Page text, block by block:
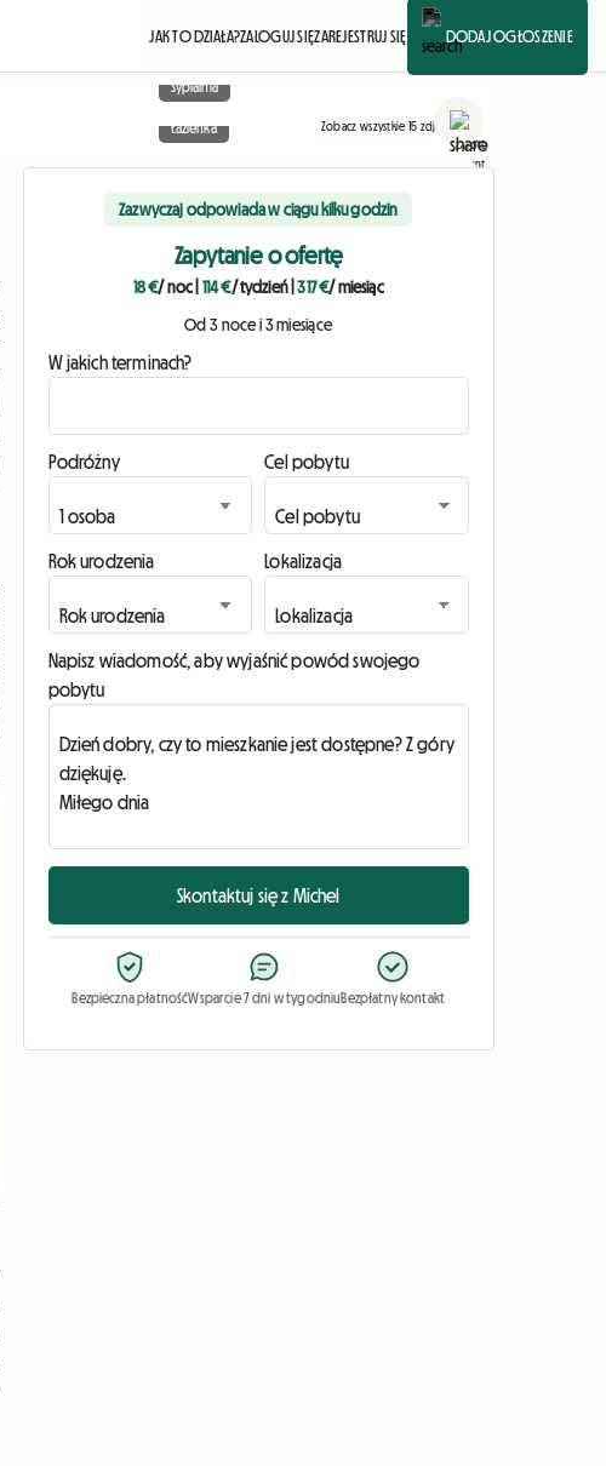
JAK TO DZIAŁA?ZALOGUJ SIĘZAREJESTRUJ SIĘ DODAJ OGŁOSZENIE
Sypialnia
Łazienka Zobacz wszystkie 15 zdjęcia
Zazwyczaj odpowiada w ciągu kilku godzin
Zapytanie o ofertę
18 €/ noc 114 €/ tydzień|317 €/ miesiąc
Od 3 noce i 3 miesiące
W jakich terminach?
Podróżny Cel pobytu
Rok urodzenia Lokalizacja
Napisz wiadomość, aby wyjaśnić powód swojego
pobytu
Skontaktuj się z Michel
Bezpieczna płatnośćWsparcie 7 dni w tygodniuBezpłatny kontakt